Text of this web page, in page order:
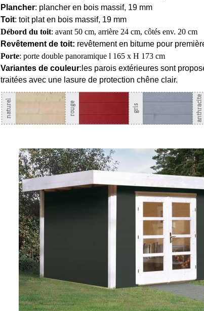
Plancher: plancher en bois massif, 19 mm
Toit: toit plat en bois massif, 19 mm
Débord du toit: avant 50 cm, arrière 24 cm, côtés env. 20 cm
Revêtement de toit: revêtement en bitume pour
Porte: porte double panoramique l 165 x H 173 cm
Variantes de couleur:les parois extérieures sont
traitées avec une lasure de protection chêne clair.